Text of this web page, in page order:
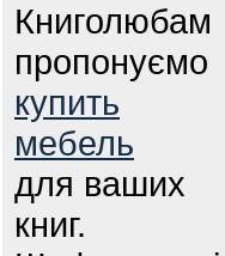
Книголюбам
пропонуємо
купить
мебель
для ваших
книг.